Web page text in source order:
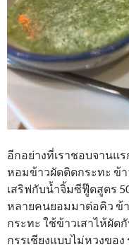
อีกอย่างที่เราชอบจานแ
หอมข้าวผัดติดกระทะ ข้า
เสริฟกับน้ำจิ้มซีฟู๊ดสูตร
หลายคนยอมมาต่อคิว ข้
กระทะ ใช้ข้าวเสาไห้ผั
กรรเชียงแบบไม่หวงขอ